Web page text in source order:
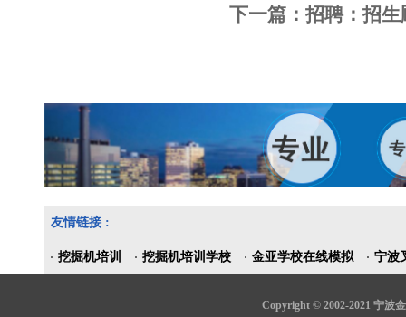
下一篇：招聘：招生
友情链接 :
挖掘机培训 挖掘机培训学校 金亚学校在线模拟 宁波
Copyright © 2002-2021 宁波